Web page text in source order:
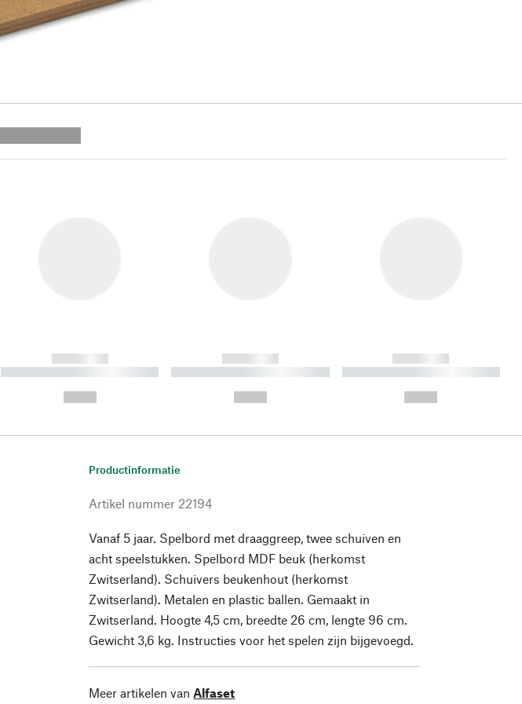
------------
----------- ----------- ----------
------------
----------- ----------- ----------
------------
----------- ----------- ----------
Productinformatie
Artikel nummer 22194
Vanaf 5 jaar. Spelbord met draaggreep, twee schuiven en
acht speelstukken. Spelbord MDF beuk (herkomst
Zwitserland). Schuivers beukenhout (herkomst
Zwitserland). Metalen en plastic ballen. Gemaakt in
Zwitserland. Hoogte 4,5 cm, breedte 26 cm, lengte 96 cm.
Gewicht 3,6 kg. Instructies voor het spelen zijn bijgevoegd.
Meer artikelen van Alfaset